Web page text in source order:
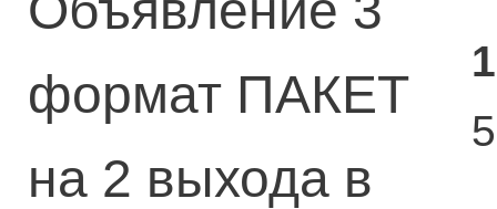
формат ПАКЕТ
на 2 выхода в